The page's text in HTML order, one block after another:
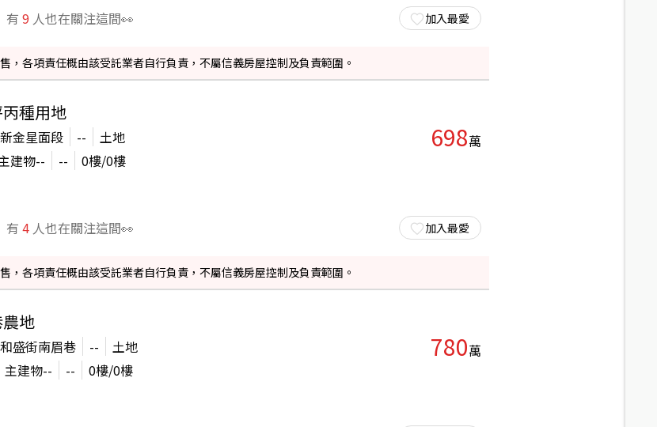
有 9 人也在關注這間👀 加入最愛
，各項責任概由該受託業者自行負責，不屬信義房屋控制及負責範圍。
種用地
金星面段 --
土地
建物-- -- 0樓/0樓
有 4 人也在關注這間👀
698萬
加入最愛
，各項責任概由該受託業者自行負責，不屬信義房屋控制及負責範圍。
地
盛街南眉巷 --
土地
主建物-- -- 0樓/0樓
780萬